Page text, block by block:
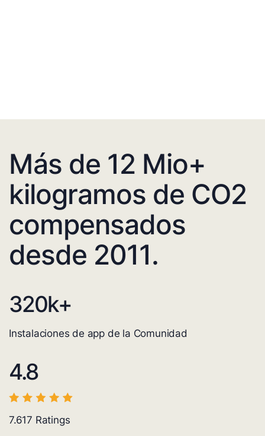
Más de 12 Mio+
kilogramos de CO2
compensados
desde 2011.
320k+
Instalaciones de app de la Comunidad
4.8
7.617 Ratings